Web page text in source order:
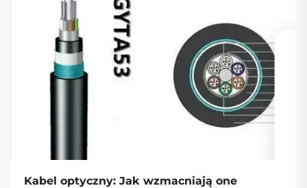
Kabel optyczny: Jak wzmacniają one